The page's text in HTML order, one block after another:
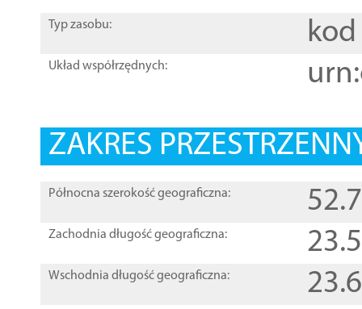
Typ zasobu: kod
Układ współrzędnych:
ZAKRES
Północna szerokość geograficzna:
Zachodnia długość geograficzna:
Wschodnia długość geograficzna: